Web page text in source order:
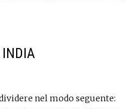
nel modo seguente: